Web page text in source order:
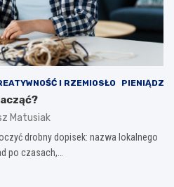
I RZEMIOSŁO PIENIĄDZ
Matusiak
drobny dopisek: nazwa lokalnego
po czasach,…